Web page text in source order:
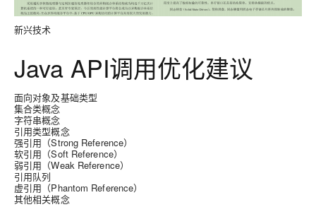
新兴技术
Java API调用优化建议
面向对象及基础类型
集合类概念
字符串概念
引用类型概念
强引用（Strong Reference）
软引用（Soft Reference）
弱引用（Weak Reference）
引用队列
虚引用（Phantom Reference）
其他相关概念